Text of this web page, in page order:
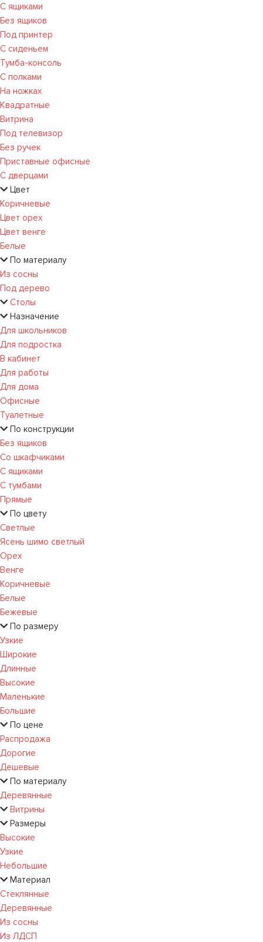
С ящиками
Без ящиков
Под принтер
С сиденьем
Тумба-консоль
С полками
На ножках
Квадратные
Витрина
Под телевизор
Без ручек
Приставные офисные
С дверцами
Цвет
Коричневые
Цвет орех
Цвет венге
Белые
По материалу
Из сосны
Под дерево
Столы
Назначение
Для школьников
Для подростка
В кабинет
Для работы
Для дома
Офисные
Туалетные
По конструкции
Без ящиков
Со шкафчиками
С ящиками
С тумбами
Прямые
По цвету
Светлые
Ясень шимо светлый
Орех
Венге
Коричневые
Белые
Бежевые
По размеру
Узкие
Широкие
Длинные
Высокие
Маленькие
Большие
По цене
Распродажа
Дорогие
Дешевые
По материалу
Деревянные
Витрины
Размеры
Высокие
Узкие
Небольшие
Материал
Стеклянные
Деревянные
Из сосны
Из ЛДСП